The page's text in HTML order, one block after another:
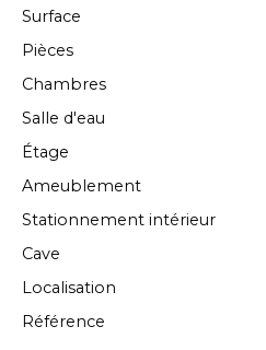
Surface
Pièces
Chambres
Salle d'eau
Étage
Ameublement
Stationnement intérieur
Cave
Localisation
Référence